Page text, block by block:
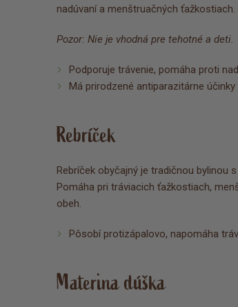
nadúvaní a menštruačných
Pozor: Nie je vhodná pre tehotné a deti.
Podporuje trávenie, pomáha proti
Má prirodzené antiparazitárne účinky
Rebríček
Rebríček obyčajný je tradičnou bylinou
Pomáha pri tráviacich ťažkostiach,
obeh.
Pôsobí protizápalovo, napomáha
Materina dúška